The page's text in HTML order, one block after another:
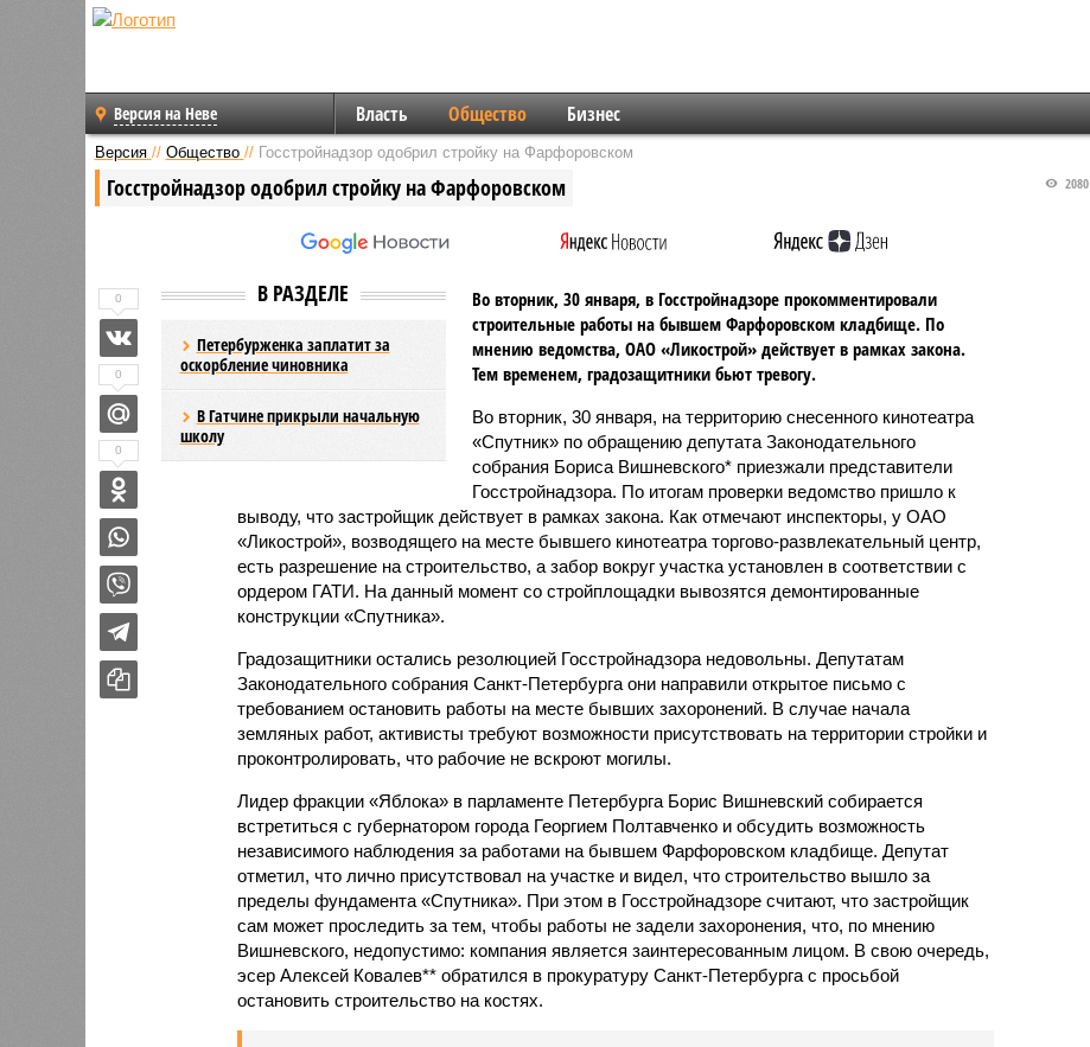
Версия на Неве Власть Общество Бизнес
Версия // Общество // Госстройнадзор одобрил стройку на Фарфоровском
Госстройнадзор одобрил стройку на Фарфоровском 2080
В РАЗДЕЛЕ
Петербурженка заплатит за
оскорбление чиновника
В Гатчине прикрыли начальную
школу
Во вторник, 30 января, в Госстройнадзоре прокомментировали
строительные работы на бывшем Фарфоровском кладбище. По
мнению ведомства, ОАО «Ликострой» действует в рамках закона.
Тем временем, градозащитники бьют тревогу.
Во вторник, 30 января, на территорию снесенного кинотеатра
«Спутник» по обращению депутата Законодательного
собрания Бориса Вишневского* приезжали представители
Госстройнадзора. По итогам проверки ведомство пришло к
выводу, что застройщик действует в рамках закона. Как отмечают инспекторы, у ОАО
«Ликострой», возводящего на месте бывшего кинотеатра торгово-развлекательный центр,
есть разрешение на строительство, а забор вокруг участка установлен в соответствии с
ордером ГАТИ. На данный момент со стройплощадки вывозятся демонтированные
конструкции «Спутника».
Градозащитники остались резолюцией Госстройнадзора недовольны. Депутатам
Законодательного собрания Санкт-Петербурга они направили открытое письмо с
требованием остановить работы на месте бывших захоронений. В случае начала
земляных работ, активисты требуют возможности присутствовать на территории стройки и
проконтролировать, что рабочие не вскроют могилы.
Лидер фракции «Яблока» в парламенте Петербурга Борис Вишневский собирается
встретиться с губернатором города Георгием Полтавченко и обсудить возможность
независимого наблюдения за работами на бывшем Фарфоровском кладбище. Депутат
отметил, что лично присутствовал на участке и видел, что строительство вышло за
пределы фундамента «Спутника». При этом в Госстройнадзоре считают, что застройщик
сам может проследить за тем, чтобы работы не задели захоронения, что, по мнению
Вишневского, недопустимо: компания является заинтересованным лицом. В свою очередь,
эсер Алексей Ковалев** обратился в прокуратуру Санкт-Петербурга с просьбой
остановить строительство на костях.
0
0
0